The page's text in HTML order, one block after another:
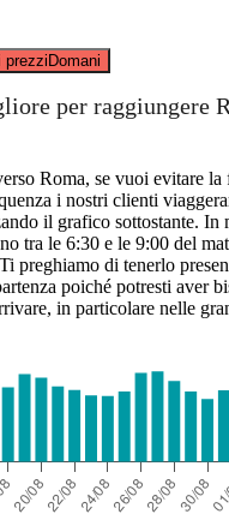
prezziDomani
per raggiungere
Roma, se vuoi evitare la
i nostri clienti
il grafico sottostante. In
tra le 6:30 e le 9:00 del
preghiamo di tenerlo
poiché potresti aver
in particolare nelle